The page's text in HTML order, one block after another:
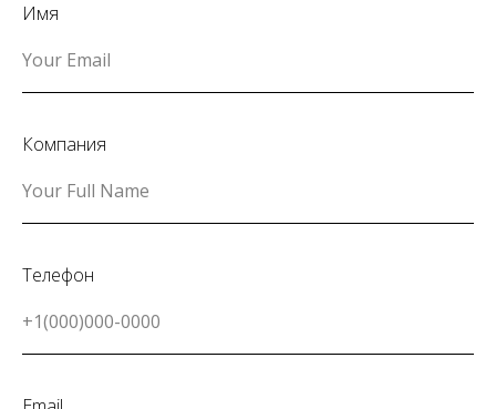
Имя
Your Email
Компания
Your Full Name
Телефон
+1(000)000-0000